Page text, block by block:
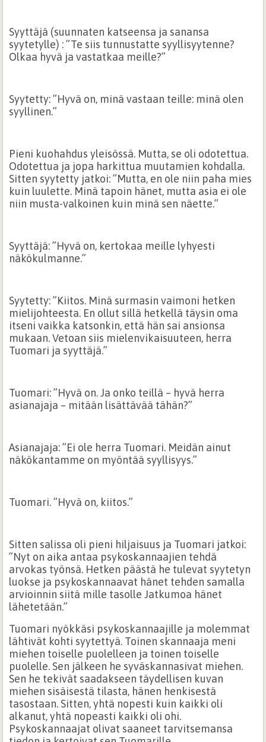
Syyttäjä (suunnaten katseensa ja sanansa
syytetylle) : ”Te siis tunnustatte syyllisyytenne?
Olkaa hyvä ja vastatkaa meille?”
Syytetty: ”Hyvä on, minä vastaan teille: minä olen
syyllinen.”
Pieni kuohahdus yleisössä. Mutta, se oli odotettua.
Odotettua ja jopa harkittua muutamien kohdalla.
Sitten syytetty jatkoi: ”Mutta, en ole niin paha mies
kuin luulette. Minä tapoin hänet, mutta asia ei ole
niin musta-valkoinen kuin minä sen näette.”
Syyttäjä: ”Hyvä on, kertokaa meille lyhyesti
näkökulmanne.”
Syytetty: ”Kiitos. Minä surmasin vaimoni hetken
mielijohteesta. En ollut sillä hetkellä täysin oma
itseni vaikka katsonkin, että hän sai ansionsa
mukaan. Vetoan siis mielenvikaisuuteen, herra
Tuomari ja syyttäjä.”
Tuomari: ”Hyvä on. Ja onko teillä – hyvä herra
asianajaja – mitään lisättävää tähän?”
Asianajaja: ”Ei ole herra Tuomari. Meidän ainut
näkökantamme on myöntää syyllisyys.”
Tuomari. ”Hyvä on, kiitos.”
Sitten salissa oli pieni hiljaisuus ja Tuomari jatkoi:
”Nyt on aika antaa psykoskannaajien tehdä
arvokas työnsä. Hetken päästä he tulevat syytetyn
luokse ja psykoskannaavat hänet tehden samalla
arvioinnin siitä mille tasolle Jatkumoa hänet
lähetetään.”
Tuomari nyökkäsi psykoskannaajille ja molemmat
lähtivät kohti syytettyä. Toinen skannaaja meni
miehen toiselle puolelleen ja toinen toiselle
puolelle. Sen jälkeen he syväskannasivat miehen.
Sen he tekivät saadakseen täydellisen kuvan
miehen sisäisestä tilasta, hänen henkisestä
tasostaan. Sitten, yhtä nopesti kuin kaikki oli
alkanut, yhtä nopeasti kaikki oli ohi.
Psykoskannaajat olivat saaneet tarvitsemansa